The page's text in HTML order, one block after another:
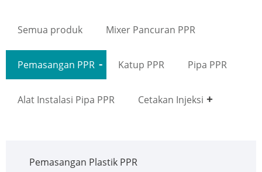
Semua produk Mixer Pancuran PPR
Pemasangan PPR Katup PPR Pipa PPR
Alat Instalasi Pipa PPR Cetakan Injeksi
Pemasangan Plastik PPR